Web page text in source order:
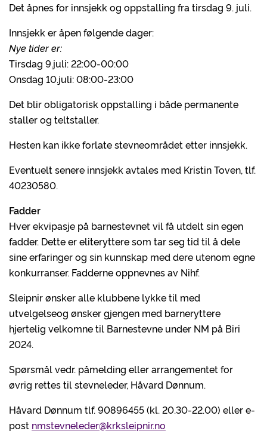
Det åpnes for innsjekk og oppstalling fra tirsdag 9. juli.
Innsjekk er åpen følgende dager:
Nye tider er:
Tirsdag 9.juli: 22:00-00:00
Onsdag 10.juli: 08:00-23:00
Det blir obligatorisk oppstalling i både permanente
staller og teltstaller.
Hesten kan ikke forlate stevneområdet etter innsjekk.
Eventuelt senere innsjekk avtales med Kristin Toven, tlf.
40230580.
Fadder
Hver ekvipasje på barnestevnet vil få utdelt sin egen
fadder. Dette er eliteryttere som tar seg tid til å dele
sine erfaringer og sin kunnskap med dere utenom egne
konkurranser. Fadderne oppnevnes av Nihf.
Sleipnir ønsker alle klubbene lykke til med
utvelgelseog ønsker gjengen med barneryttere
hjertelig velkomne til Barnestevne under NM på Biri
2024.
Spørsmål vedr. påmelding eller arrangementet for
øvrig rettes til stevneleder, Håvard Dønnum.
Håvard Dønnum tlf. 90896455 (kl. 20.30-22.00) eller e-
post nmstevneleder@krksleipnir.no